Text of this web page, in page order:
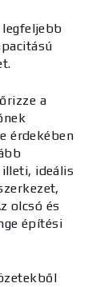
a
érdekében
ideális
olcsó és
építési